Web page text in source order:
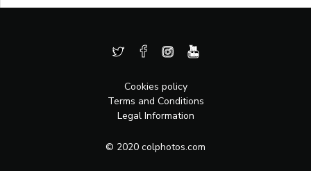
Cookies policy
Terms and Conditions
Legal Information
© 2020 colphotos.com